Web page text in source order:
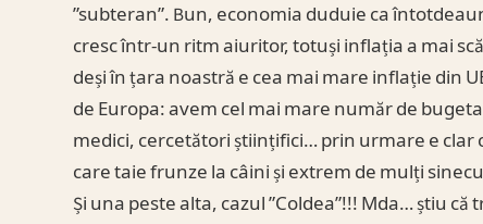
”subteran”. Bun, economia duduie ca
cresc într-un ritm aiuritor, totuși inflația a mai
deși în țara noastră e cea mai mare inflație din
de Europa: avem cel mai mare număr de
medici, cercetători științifici… prin urmare e
care taie frunze la câini și extrem de mulți
Și una peste alta, cazul ”Coldea”!!! Mda… știu